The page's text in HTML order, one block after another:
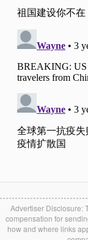
Advertiser Disclosure:
compensation for
how and where links